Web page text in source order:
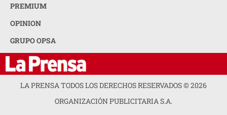
PREMIUM
OPINION
GRUPO OPSA
LA PRENSA TODOS LOS DERECHOS RESERVADOS ©2026
ORGANIZACIÓN PUBLICITARIA S.A.